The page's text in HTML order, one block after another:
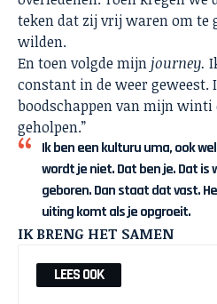
teken dat zij vrij waren om te
wilden.
En toen volgde mijn journey.
constant in de weer
boodschappen van mijn winti
geholpen.”
Ik ben een kulturu uma, ook
wordt je niet. Dat ben je. Dat
geboren. Dan staat dat vast.
uiting komt als je opgroeit.
IK BRENG HET SAMEN
LEES OOK